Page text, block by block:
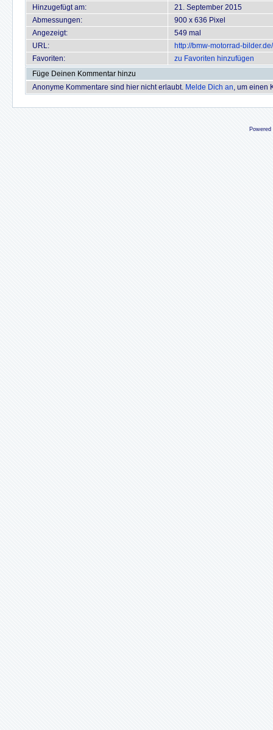
Hinzugefügt am:
21. September 2015
Abmessungen:
900 x 636 Pixel
Angezeigt:
549 mal
URL:
http://bmw-motorrad-
Favoriten:
zu Favoriten hinzufügen
Füge Deinen Kommentar hinzu
Anonyme Kommentare sind hier nicht erlaubt. Melde Dich an, um einen